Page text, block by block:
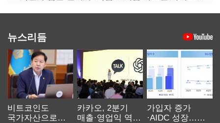
뉴스리듬
비트코인도
국가자산으로…'
카카오, 2분기
매출·영업익 역대
가입자 증가
·AIDC 성장…